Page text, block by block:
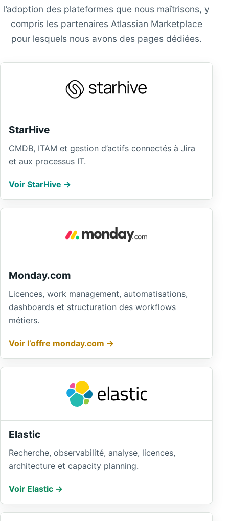
l’adoption des plateformes que nous maîtrisons, y
compris les partenaires Atlassian Marketplace
pour lesquels nous avons des pages dédiées.
StarHive
CMDB, ITAM et gestion d’actifs connectés à Jira
et aux processus IT.
Voir StarHive
Monday.com
Licences, work management, automatisations,
dashboards et structuration des workflows
métiers.
Voir l’offre monday.com
Elastic
Recherche, observabilité, analyse, licences,
architecture et capacity planning.
Voir Elastic